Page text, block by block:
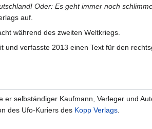
Oder: Es geht immer noch
auf.
während des zweiten Weltkriegs.
und verfasste 2013 einen Text für den
selbständiger Kaufmann, Verleger und
des Ufo-Kuriers des Kopp Verlags.